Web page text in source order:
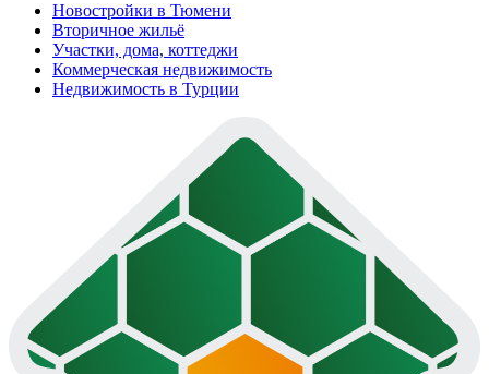
Новостройки в Тюмени
Вторичное жильё
Участки, дома, коттеджи
Коммерческая недвижимость
Недвижимость в Турции